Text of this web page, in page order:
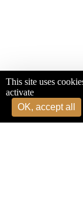
This site uses
activate
OK, accept all